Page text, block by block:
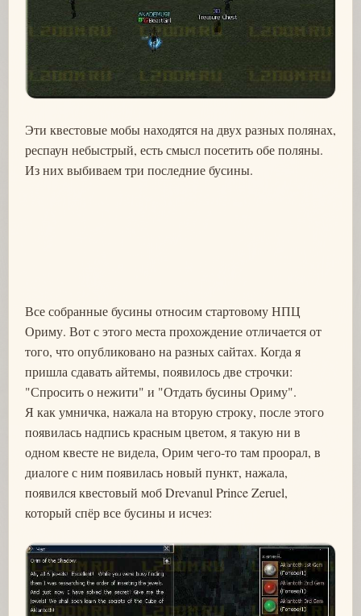
Эти квестовые мобы находятся на двух разных полянах,
респаун небыстрый, есть смысл посетить обе поляны.
Из них выбиваем три последние бусины.
Все собранные бусины относим стартовому НПЦ
Ориму. Вот с этого места прохождение отличается от
того, что опубликовано на разных сайтах. Когда я
пришла сдавать айтемы, появилось две строчки:
"Спросить о нежити" и "Отдать бусины Ориму".
Я как умничка, нажала на вторую строку, после этого
появилась надпись красным цветом, я такую ни в
одном квесте не видела, Орим чего-то там проорал, в
диалоге с ним появилась новый пункт, нажала,
появился квестовый моб Drevanul Prince Zeruel,
который спёр все бусины и исчез: